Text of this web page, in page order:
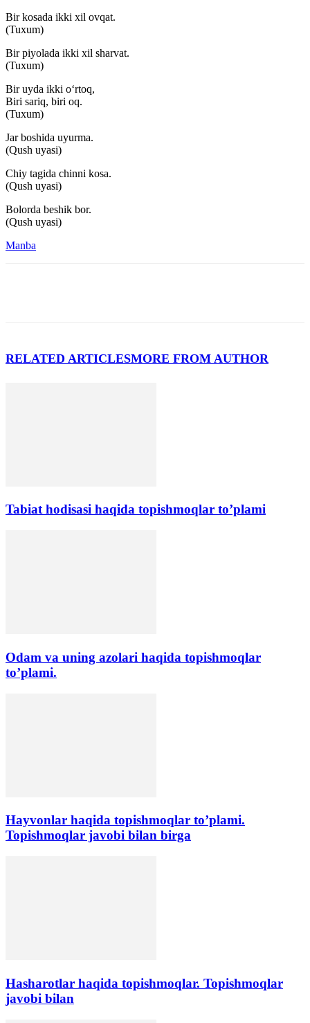
Bir kosada ikki xil ovqat.
(Tuxum)
Bir piyolada ikki xil sharvat.
(Tuxum)
Bir uyda ikki o‘rtoq,
Biri sariq, biri oq.
(Tuxum)
Jar boshida uyurma.
(Qush uyasi)
Chiy tagida chinni kosa.
(Qush uyasi)
Bolorda beshik bor.
(Qush uyasi)
Manba
RELATED ARTICLESMORE FROM AUTHOR
Tabiat hodisasi haqida topishmoqlar to’plami
Odam va uning azolari haqida topishmoqlar
to’plami.
Hayvonlar haqida topishmoqlar to’plami.
Topishmoqlar javobi bilan birga
Hasharotlar haqida topishmoqlar. Topishmoqlar
javobi bilan